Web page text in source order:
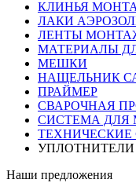
КЛИНЬЯ
ЛАКИ
ЛЕНТЫ
МАТЕРИАЛЫ
МЕШКИ
НАЩЕЛЬНИК
ПРАЙМЕР
СВАРОЧНАЯ
СИСТЕМА ДЛЯ
ТЕХНИЧЕСКИЕ
Наши предложения